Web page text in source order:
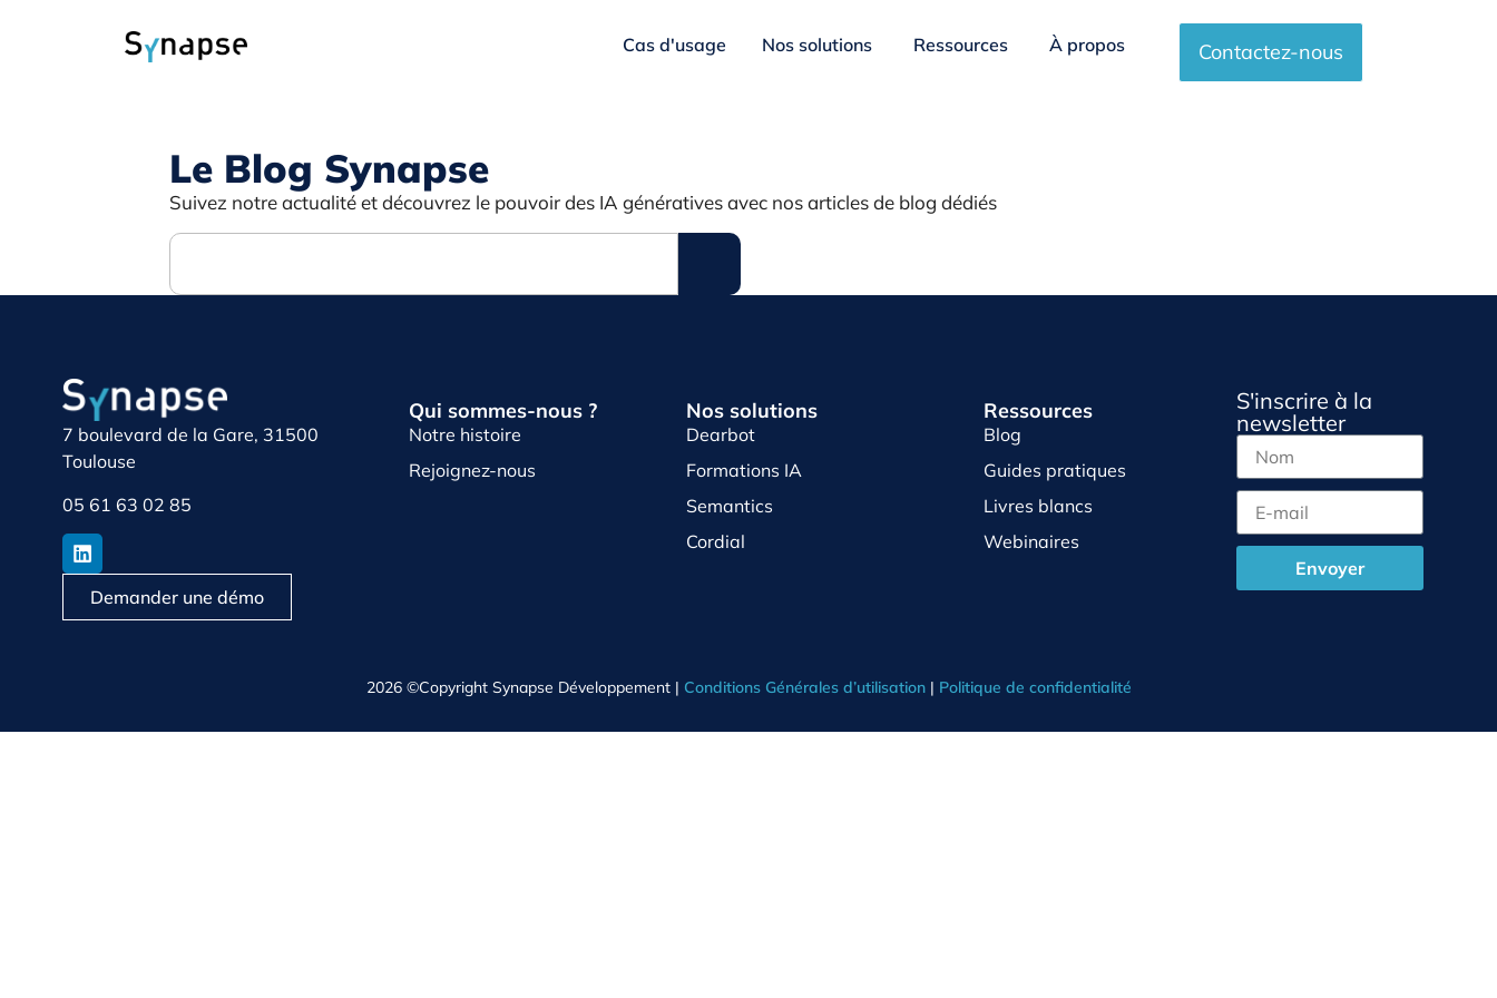
Cas d'usage Nos solutions Ressources À propos Contactez-nous
Le Blog Synapse
Suivez notre actualité et découvrez le pouvoir des IA génératives avec nos articles de blog dédiés
7 boulevard de la Gare, 31500
Toulouse
05 61 63 02 85
Demander une démo
Qui sommes-nous ?
Notre histoire
Rejoignez-nous
Nos solutions
Dearbot
Formations IA
Semantics
Cordial
Ressources
Blog
Guides pratiques
Livres blancs
Webinaires
S'inscrire à la
newsletter
Envoyer
2026 ©Copyright Synapse Développement | Conditions Générales d’utilisation| Politique de confidentialité